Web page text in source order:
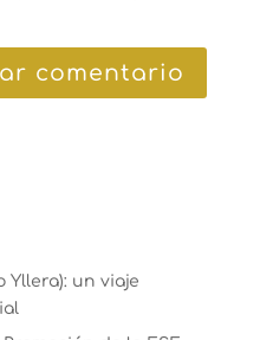
Yllera): un viaje